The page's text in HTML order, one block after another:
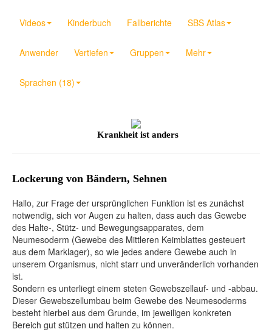
Videos Kinderbuch Fallberichte SBS Atlas
Anwender Vertiefen Gruppen Mehr
Sprachen (18)
Krankheit ist anders
Lockerung von Bändern, Sehnen
Hallo, zur Frage der ursprünglichen Funktion ist es zunächst
notwendig, sich vor Augen zu halten, dass auch das Gewebe
des Halte-, Stütz- und Bewegungsapparates, dem
Neumesoderm (Gewebe des Mittleren Keimblattes gesteuert
aus dem Marklager), so wie jedes andere Gewebe auch in
unserem Organismus, nicht starr und unveränderlich vorhanden
ist.
Sondern es unterliegt einem steten Gewebszellauf- und -abbau.
Dieser Gewebszellumbau beim Gewebe des Neumesoderms
besteht hierbei aus dem Grunde, im jeweiligen konkreten
Bereich gut stützen und halten zu können.